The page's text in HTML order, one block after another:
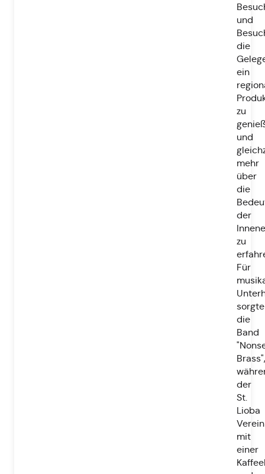
und
die
ein
zu
und
mehr
über
die
der
zu
Für
sorgte
die
Band
Brass",
der
St.
Lioba
Verein
mit
einer